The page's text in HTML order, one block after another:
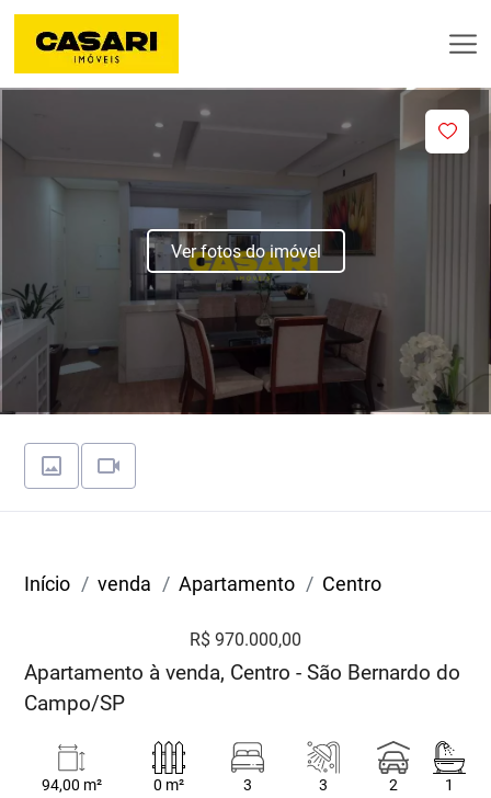
Ver fotos do imóvel
Início venda Apartamento Centro
R$ 970.000,00
Apartamento à venda, Centro - São Bernardo do
Campo/SP
94,00 m²
0 m²
3
3
2
1